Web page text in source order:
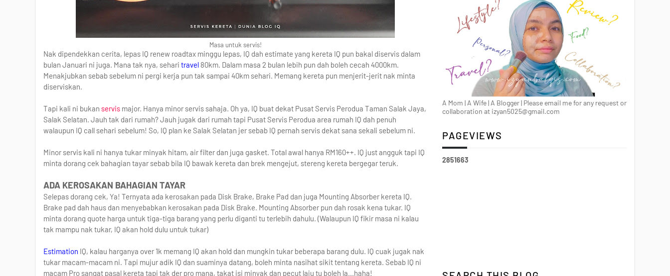
Masa untuk servis!
Nak dipendekkan cerita, lepas IQ renew roadtax minggu lepas, IQ dah estimate yang kereta IQ pun bakal diservis dalam
bulan Januari ni juga. Mana tak nya, sehari travel 80km. Dalam masa 2 bulan lebih pun dah boleh cecah 4000km.
Menakjubkan sebab sebelum ni pergi kerja pun tak sampai 40km sehari. Memang kereta pun menjerit-jerit nak minta
diserviskan.
Tapi kali ni bukan servis major. Hanya minor servis sahaja. Oh ya, IQ buat dekat Pusat Servis Perodua Taman Salak Jaya,
Salak Selatan. Jauh tak dari rumah? Jauh jugak dari rumah tapi Pusat Servis Perodua area rumah IQ dah penuh
walaupun IQ call sehari sebelum! So, IQ plan ke Salak Selatan jer sebab IQ pernah servis dekat sana sekali sebelum ni.
Minor servis kali ni hanya tukar minyak hitam, air filter dan juga gasket. Total awal hanya RM160++. IQ just angguk tapi IQ
minta dorang cek bahagian tayar sebab bila IQ bawak kereta dan brek mengejut, stereng kereta bergegar teruk.
ADA KEROSAKAN BAHAGIAN TAYAR
Selepas dorang cek, Ya! Ternyata ada kerosakan pada Disk Brake, Brake Pad dan juga Mounting Absorber kereta IQ.
Brake pad dah haus dan menyebabkan kerosakan pada Disk Brake. Mounting Absorber pun dah rosak kena tukar. IQ
minta dorang quote harga untuk tiga-tiga barang yang perlu diganti tu terlebih dahulu. (Walaupun IQ fikir masa ni kalau
tak mampu nak tukar, IQ akan hold dulu untuk tukar)
Estimation IQ, kalau harganya over 1k memang IQ akan hold dan mungkin tukar beberapa barang dulu. IQ cuak jugak nak
tukar macam-macam ni. Tapi mujur adik IQ dan suaminya datang, boleh minta nasihat sikit tentang kereta. Sebab IQ ni
macam Pro sangat pasal kereta tapi tak der pro mana, takat isi minyak dan pecut laju tu boleh la...haha!
A Mom | A Wife | A Blogger | Please email me for any request or
collaboration at izyan5025@gmail.com
PAGEVIEWS
2851663